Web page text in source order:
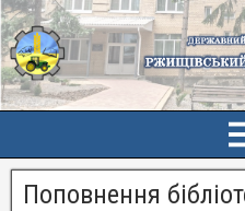
Поповнення